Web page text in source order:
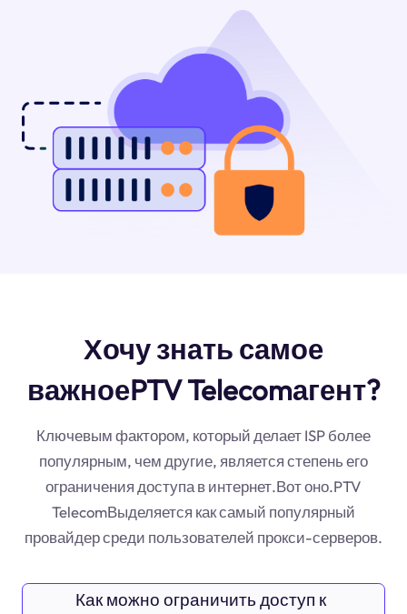
Хочу знать самое
важноеPTV Telecomагент?
Ключевым фактором, который делает ISP более
популярным, чем другие, является степень его
ограничения доступа в интернет.Вот оно.PTV
TelecomВыделяется как самый популярный
провайдер среди пользователей прокси-серверов.
Как можно ограничить доступ к